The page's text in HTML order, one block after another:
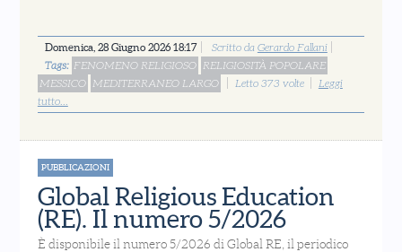
Domenica, 28 Giugno 2026 18:17 Scritto da Gerardo Fallani
Tags: FENOMENO RELIGIOSO
RELIGIOSITÀ POPOLARE
MESSICO
MEDITERRANEO LARGO Letto 373 volte
Leggi
tutto...
PUBBLICAZIONI
Global Religious Education
(RE). Il numero 5/2026
È disponibile il numero 5/2026 di Global RE, il periodico